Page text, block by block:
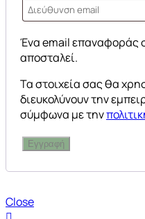
Ένα email επαναφοράς
αποσταλεί.
Τα στοιχεία σας θα
διευκολύνουν την
σύμφωνα με την
Εγγραφή
Close